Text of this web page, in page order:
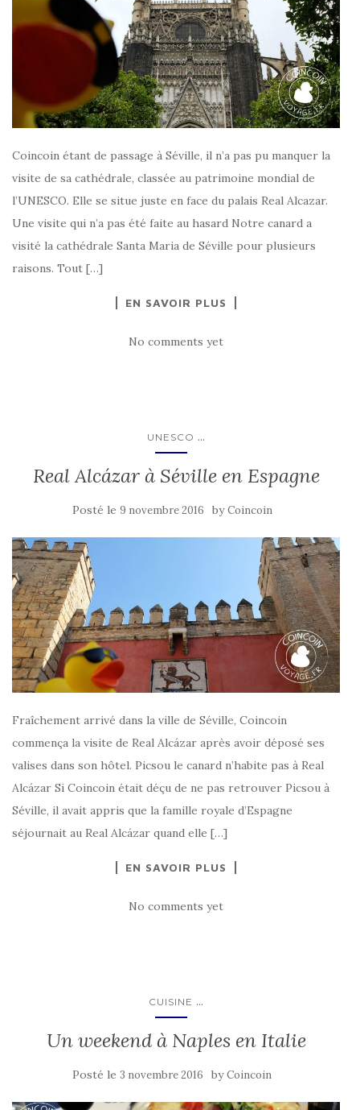
Coincoin étant de passage à Séville, il n’a pas pu manquer la
visite de sa cathédrale, classée au patrimoine mondial de
l’UNESCO. Elle se situe juste en face du palais Real Alcazar.
Une visite qui n’a pas été faite au hasard Notre canard a
visité la cathédrale Santa Maria de Séville pour plusieurs
raisons. Tout […]
EN SAVOIR PLUS
No comments yet
UNESCO ...
Real Alcázar à Séville en Espagne
Posté le 9 novembre 2016 byCoincoin
Fraîchement arrivé dans la ville de Séville, Coincoin
commença la visite de Real Alcázar après avoir déposé ses
valises dans son hôtel. Picsou le canard n’habite pas à Real
Alcázar Si Coincoin était déçu de ne pas retrouver Picsou à
Séville, il avait appris que la famille royale d’Espagne
séjournait au Real Alcázar quand elle […]
EN SAVOIR PLUS
No comments yet
CUISINE ...
Un weekend à Naples en Italie
Posté le 3 novembre 2016 byCoincoin